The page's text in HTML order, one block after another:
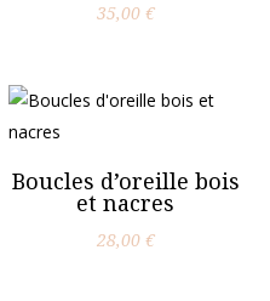
35,00 €
Boucles d’oreille bois
et nacres
28,00 €